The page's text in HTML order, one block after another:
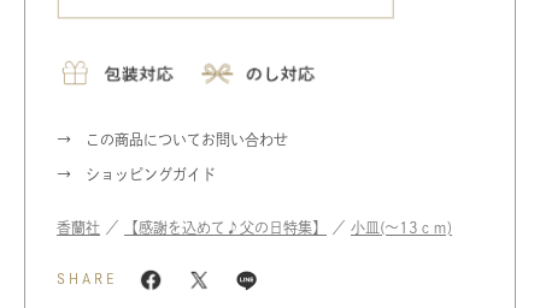
この商品についてお問い合わせ
ショッピングガイド
香蘭社 ／ 【感謝を込めて♪父の日特集】 ／ 小皿(〜13ｃｍ)
SHARE